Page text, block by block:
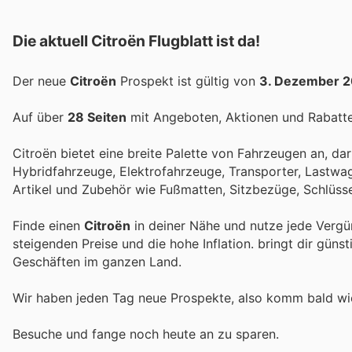
Die aktuell Citroën Flugblatt ist da!
Der neue Citroën Prospekt ist gültig von 3. Dezember
Auf über 28 Seiten mit Angeboten, Aktionen und
Citroën bietet eine breite Palette von Fahrzeugen an,
Hybridfahrzeuge, Elektrofahrzeuge, Transporter,
Artikel und Zubehör wie Fußmatten, Sitzbezüge,
Finde einen Citroën in deiner Nähe und nutze jede
steigenden Preise und die hohe Inflation. bringt dir
Geschäften im ganzen Land.
Wir haben jeden Tag neue Prospekte, also komm bald
Besuche und fange noch heute an zu sparen.